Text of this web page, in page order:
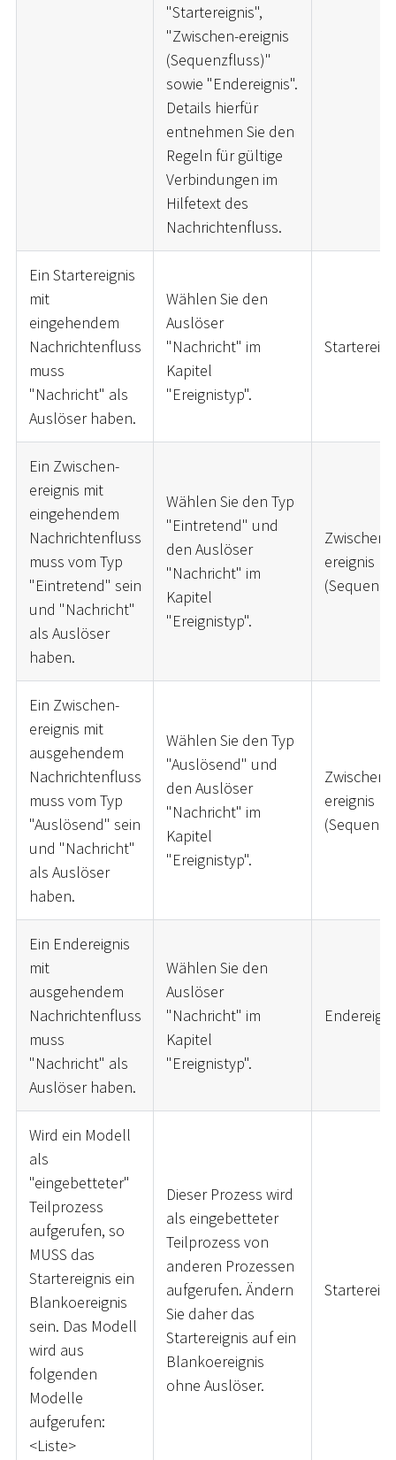
"Startereignis",
"Zwischen-ereignis
(Sequenzfluss)"
sowie "Endereignis".
Details hierfür
entnehmen Sie den
Regeln für gültige
Verbindungen im
Hilfetext des
Nachrichtenfluss.
Ein Startereignis
mit
eingehendem
Nachrichtenfluss
muss
"Nachricht" als
Auslöser haben.
Wählen Sie den
Auslöser
"Nachricht" im
Kapitel
"Ereignistyp".
Ein Zwischen-
ereignis mit
eingehendem
Nachrichtenfluss
muss vom Typ
"Eintretend" sein
und "Nachricht"
als Auslöser
haben.
Wählen Sie den Typ
"Eintretend" und
den Auslöser
"Nachricht" im
Kapitel
"Ereignistyp".
Zwischen-
ereignis
Ein Zwischen-
ereignis mit
ausgehendem
Nachrichtenfluss
muss vom Typ
"Auslösend" sein
und "Nachricht"
als Auslöser
haben.
Wählen Sie den Typ
"Auslösend" und
den Auslöser
"Nachricht" im
Kapitel
"Ereignistyp".
Zwischen-
ereignis
Ein Endereignis
mit
ausgehendem
Nachrichtenfluss
muss
"Nachricht" als
Auslöser haben.
Wählen Sie den
Auslöser
"Nachricht" im
Kapitel
"Ereignistyp".
Wird ein Modell
als
"eingebetteter"
Teilprozess
aufgerufen, so
MUSS das
Startereignis ein
Blankoereignis
sein. Das Modell
wird aus
folgenden
Modelle
aufgerufen:
<Liste>
Dieser Prozess wird
als eingebetteter
Teilprozess von
anderen Prozessen
aufgerufen. Ändern
Sie daher das
Startereignis auf ein
Blankoereignis
ohne Auslöser.